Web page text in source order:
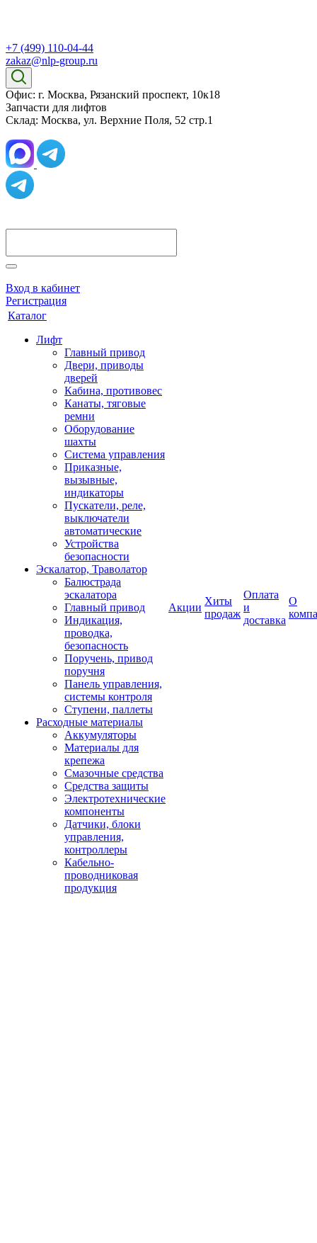
+7 (499) 110-04-44
zakaz@nlp-group.ru
Офис: г. Москва, Рязанский проспект, 10к18
Запчасти для лифтов
Склад: Москва, ул. Верхние Поля, 52 стр.1
Вход в кабинет
Регистрация
Каталог
Лифт
Главный привод
Двери, приводы
дверей
Кабина, противовес
Канаты, тяговые
ремни
Оборудование
шахты
Система управления
Приказные,
вызывные,
индикаторы
Пускатели, реле,
выключатели
автоматические
Устройства
безопасности
Эскалатор, Траволатор
Балюстрада
эскалатора
Главный привод
Индикация,
проводка,
безопасность
Поручень, привод
поручня
Панель управления,
системы контроля
Ступени, паллеты
Расходные материалы
Аккумуляторы
Материалы для
крепежа
Смазочные средства
Средства защиты
Электротехнические
компоненты
Датчики, блоки
управления,
контроллеры
Кабельно-
проводниковая
продукция
Акции
Хиты
продаж
Оплата
и
доставка
О